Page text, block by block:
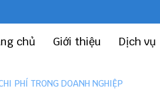
chủ Giới thiệu Dịch vụ
PHÍ TRONG DOANH NGHIỆP